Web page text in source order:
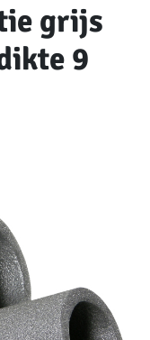
grijs
9